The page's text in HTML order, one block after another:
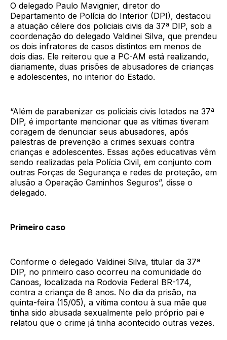
O delegado Paulo Mavignier, diretor do
Departamento de Polícia do Interior (DPI), destacou
a atuação célere dos policiais civis da 37ª DIP, sob a
coordenação do delegado Valdinei Silva, que prendeu
os dois infratores de casos distintos em menos de
dois dias. Ele reiterou que a PC-AM está realizando,
diariamente, duas prisões de abusadores de crianças
e adolescentes, no interior do Estado.
“Além de parabenizar os policiais civis lotados na 37ª
DIP, é importante mencionar que as vítimas tiveram
coragem de denunciar seus abusadores, após
palestras de prevenção a crimes sexuais contra
crianças e adolescentes. Essas ações educativas vêm
sendo realizadas pela Polícia Civil, em conjunto com
outras Forças de Segurança e redes de proteção, em
alusão a Operação Caminhos Seguros”, disse o
delegado.
Primeiro caso
Conforme o delegado Valdinei Silva, titular da 37ª
DIP, no primeiro caso ocorreu na comunidade do
Canoas, localizada na Rodovia Federal BR-174,
contra a criança de 8 anos. No dia da prisão, na
quinta-feira (15/05), a vítima contou à sua mãe que
tinha sido abusada sexualmente pelo próprio pai e
relatou que o crime já tinha acontecido outras vezes.